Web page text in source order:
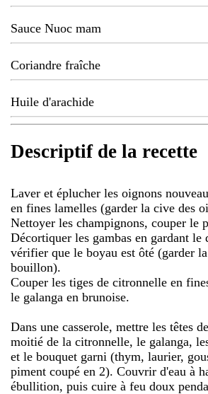
Sauce Nuoc mam
Coriandre fraîche
Huile d'arachide
Descriptif de la recette
Laver et éplucher les oignons
en fines lamelles (garder la cive des
Nettoyer les champignons, couper le
Décortiquer les gambas en gardant le
vérifier que le boyau est ôté (garder
bouillon).
Couper les tiges de citronnelle en
le galanga en brunoise.
Dans une casserole, mettre les têtes
moitié de la citronnelle, le galanga,
et le bouquet garni (thym, laurier,
piment coupé en 2). Couvrir d'eau à
ébullition, puis cuire à feu doux